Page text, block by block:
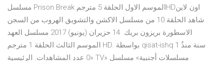
مسلسل Prison Break الموسم الاول الحلقة 5 مترجمHDاون لاين
شاهد الحلقة 10 من مسلسل الاكشن والتشويق الهروب من السجن
الاسطورة بريزون بريك 14 حزيران (يونيو) 2017 مسلسل العهد
الموسم الثالث الحلقة 1 مترجم HD. بواسطة qisat-ishq 1 سنة منذُ
0 عدد المشاهدات. الرئيسية» TV» مسلسلات أجنبية» مسلسل